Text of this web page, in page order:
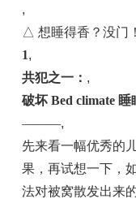
,
△ 想睡得香？没门！
1,
共犯之一： ,
破坏 Bed climate 睡
———,
先来看一幅优秀的
果，再试想一下，
法对被窝散发出来